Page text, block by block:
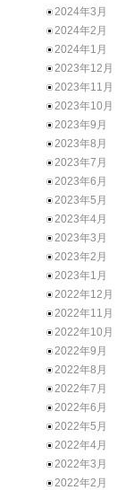
2024年3月
2024年2月
2024年1月
2023年12月
2023年11月
2023年10月
2023年9月
2023年8月
2023年7月
2023年6月
2023年5月
2023年4月
2023年3月
2023年2月
2023年1月
2022年12月
2022年11月
2022年10月
2022年9月
2022年8月
2022年7月
2022年6月
2022年5月
2022年4月
2022年3月
2022年2月